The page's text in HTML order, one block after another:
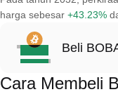
harga sebesar +43.23%
Beli
Cara Membeli